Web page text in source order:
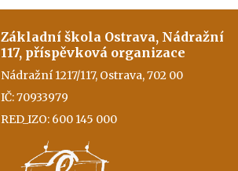
Základní škola Ostrava, Nádražní
117, příspěvková organizace
Nádražní 1217/117, Ostrava, 702 00
IČ: 70933979
RED_IZO: 600 145 000